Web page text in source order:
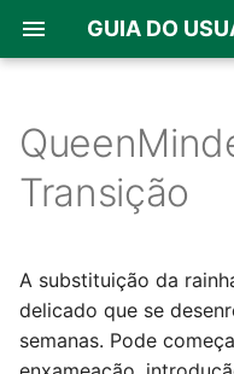
GUIA DO
l
Visão geral
BroodMinder W
BroodMinder W3
Visão geral
BroodMinder-WiFi
BroodMinder-SubHub
Assista o video de
introdução
Visão Geral
Geral
Bees App
Transição
A substituição da
delicado que se
semanas. Pode